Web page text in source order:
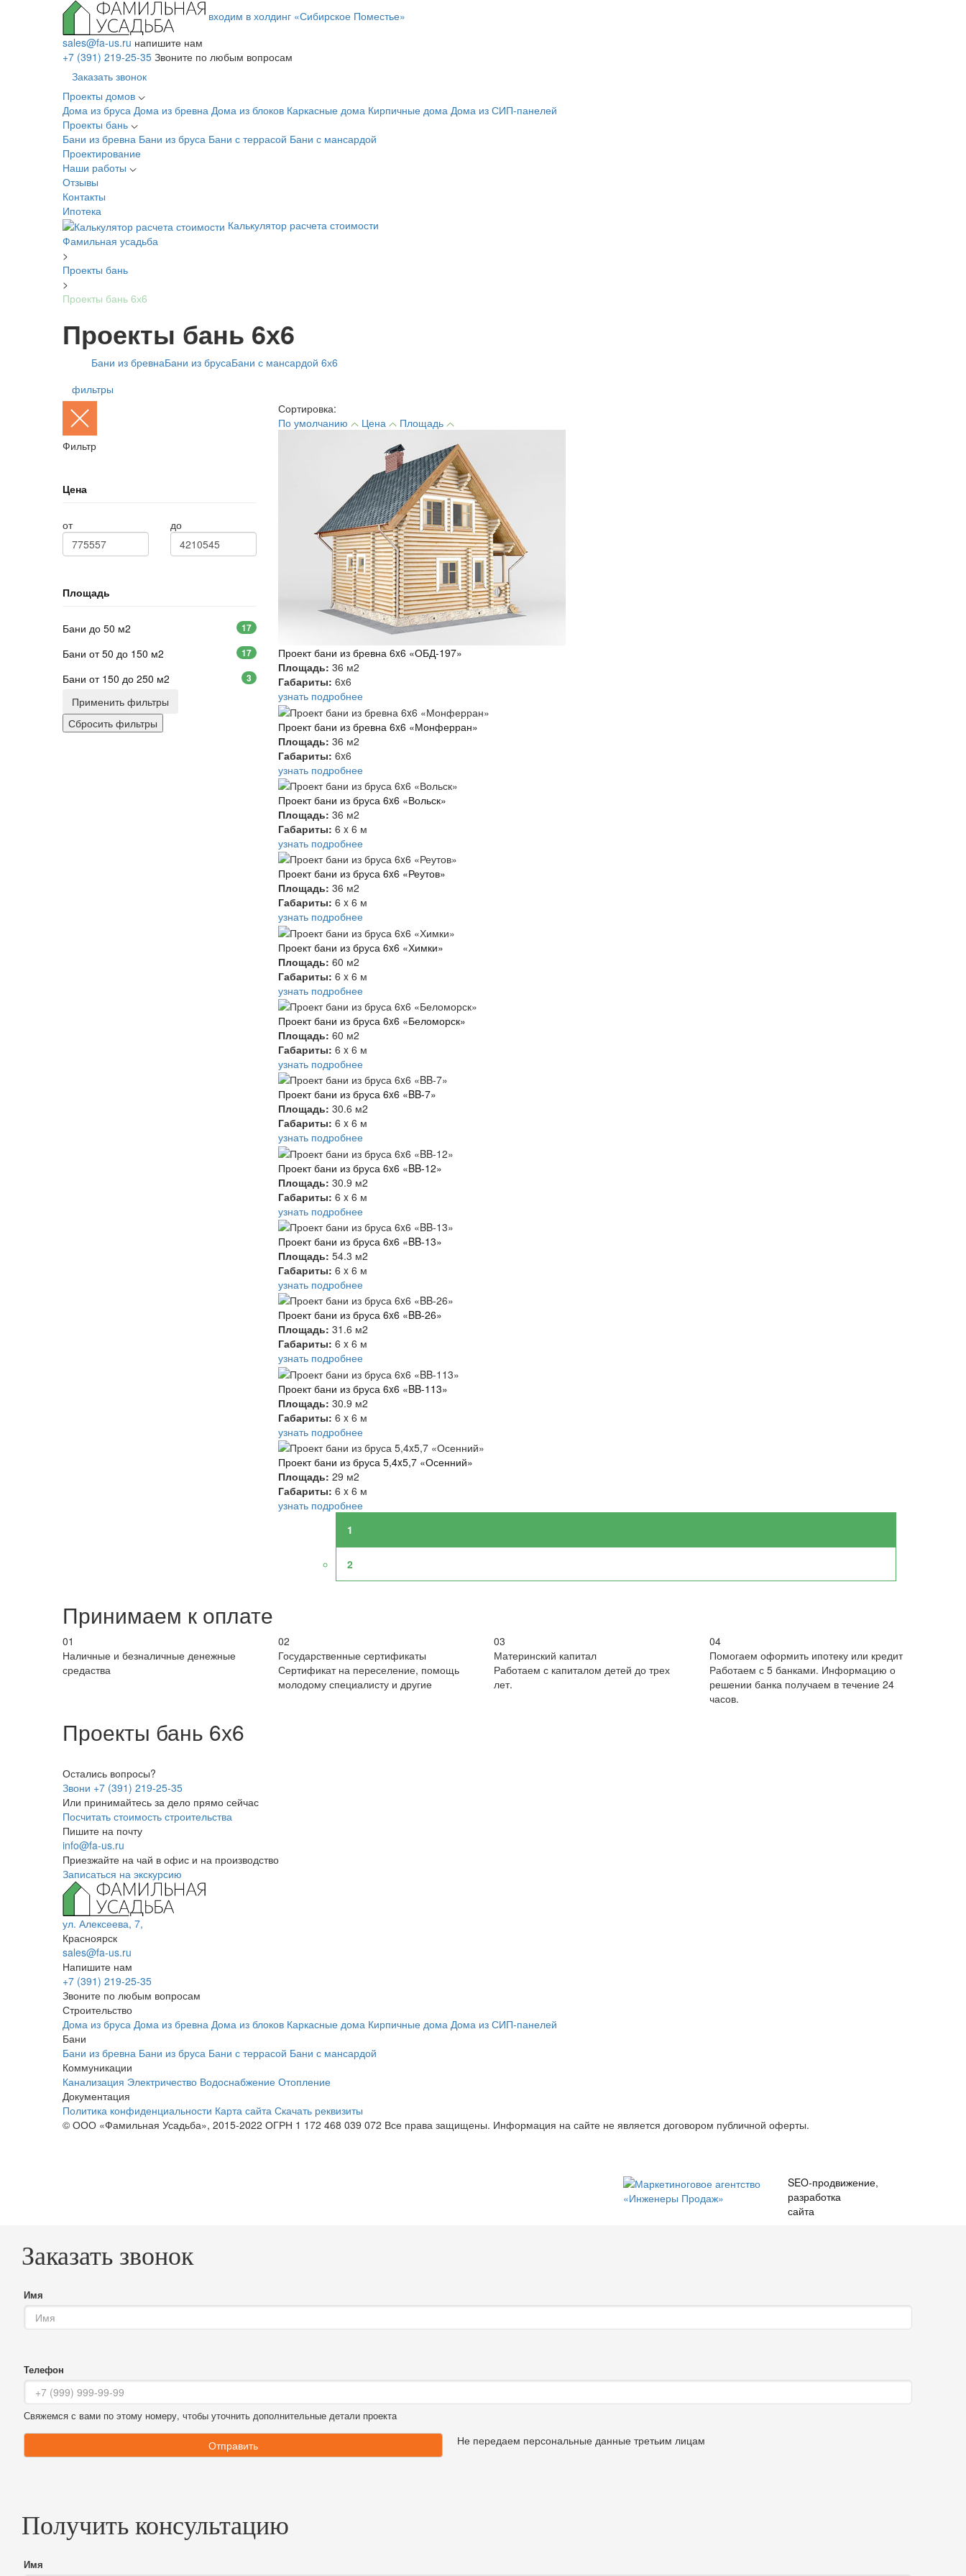
входим в холдинг «Сибирское Поместье»
sales@fa-us.ru напишите нам
+7 (391) 219-25-35 Звоните по любым вопросам
Заказать звонок
Проекты домов
Дома из бруса Дома из бревна Дома из блоков Каркасные дома Кирпичные дома Дома из СИП-панелей
Проекты бань
Бани из бревна Бани из бруса Бани с террасой Бани с мансардой
Проектирование
Наши работы
Отзывы
Контакты
Ипотека
Калькулятор расчета стоимости
Фамильная усадьба
>
Проекты бань
>
Проекты бань 6х6
Проекты бань 6х6
Бани из бревнаБани из брусаБани с мансардой 6х6
фильтры
Фильтр
Цена
от до
Площадь
Бани до 50 м2 17
Бани от 50 до 150 м2 17
Бани от 150 до 250 м2 3
Применить фильтры
Сортировка:
По умолчанию
Цена Площадь
Проект бани из бревна 6x6 «ОБД-197»
Площадь: 36 м2
Габариты: 6x6
узнать подробнее
Проект бани из бревна 6x6 «Монферран»
Площадь: 36 м2
Габариты: 6x6
узнать подробнее
Проект бани из бруса 6x6 «Вольск»
Площадь: 36 м2
Габариты: 6 x 6 м
узнать подробнее
Проект бани из бруса 6x6 «Реутов»
Площадь: 36 м2
Габариты: 6 x 6 м
узнать подробнее
Проект бани из бруса 6x6 «Химки»
Площадь: 60 м2
Габариты: 6 x 6 м
узнать подробнее
Проект бани из бруса 6x6 «Беломорск»
Площадь: 60 м2
Габариты: 6 x 6 м
узнать подробнее
Проект бани из бруса 6x6 «BB-7»
Площадь: 30.6 м2
Габариты: 6 x 6 м
узнать подробнее
Проект бани из бруса 6x6 «BB-12»
Площадь: 30.9 м2
Габариты: 6 x 6 м
узнать подробнее
Проект бани из бруса 6x6 «BB-13»
Площадь: 54.3 м2
Габариты: 6 x 6 м
узнать подробнее
Проект бани из бруса 6x6 «BB-26»
Площадь: 31.6 м2
Габариты: 6 x 6 м
узнать подробнее
Проект бани из бруса 6x6 «BB-113»
Площадь: 30.9 м2
Габариты: 6 x 6 м
узнать подробнее
Проект бани из бруса 5,4x5,7 «Осенний»
Площадь: 29 м2
Габариты: 6 x 6 м
узнать подробнее
1
2
Принимаем к оплате
01
Наличные и безналичные денежные
средаства
02
Государственные сертификаты
Сертификат на переселение, помощь
молодому специалисту и другие
03
Материнский капитал
Работаем с капиталом детей до трех
лет.
04
Помогаем оформить ипотеку или кредит
Работаем с 5 банками. Информацию о
решении банка получаем в течение 24
часов.
Проекты бань 6х6
Остались вопросы?
Звони +7 (391) 219-25-35
Или принимайтесь за дело прямо сейчас
Посчитать стоимость строительства
Пишите на почту
info@fa-us.ru
Приезжайте на чай в офис и на производство
Записаться на экскурсию
ул. Алексеева, 7,
Красноярск
sales@fa-us.ru
Напишите нам
+7 (391) 219-25-35
Звоните по любым вопросам
Строительство
Дома из бруса Дома из бревна Дома из блоков Каркасные дома Кирпичные дома Дома из СИП-панелей
Бани
Бани из бревна Бани из бруса Бани с террасой Бани с мансардой
Коммуникации
Канализация Электричество Водоснабжение Отопление
Документация
Политика конфиденциальности Карта сайта Скачать реквизиты
© ООО «Фамильная Усадьба», 2015-2022 ОГРН 1 172 468 039 072 Все права защищены. Информация на сайте не является договором публичной оферты.
SEO-продвижение,
разработка
сайта
Заказать звонок
Имя
Телефон
Свяжемся с вами по этому номеру, чтобы уточнить дополнительные детали проекта
Отправить Не передаем персональные данные третьим лицам
Получить консультацию
Имя